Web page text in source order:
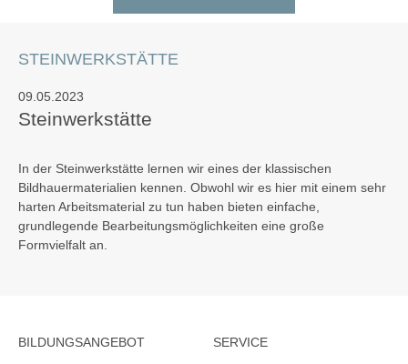
STEINWERKSTÄTTE
09.05.2023
Steinwerkstätte
In der Steinwerkstätte lernen wir eines der klassischen
Bildhauermaterialien kennen. Obwohl wir es hier mit einem sehr
harten Arbeitsmaterial zu tun haben bieten einfache,
grundlegende Bearbeitungsmöglichkeiten eine große
Formvielfalt an.
BILDUNGSANGEBOT SERVICE